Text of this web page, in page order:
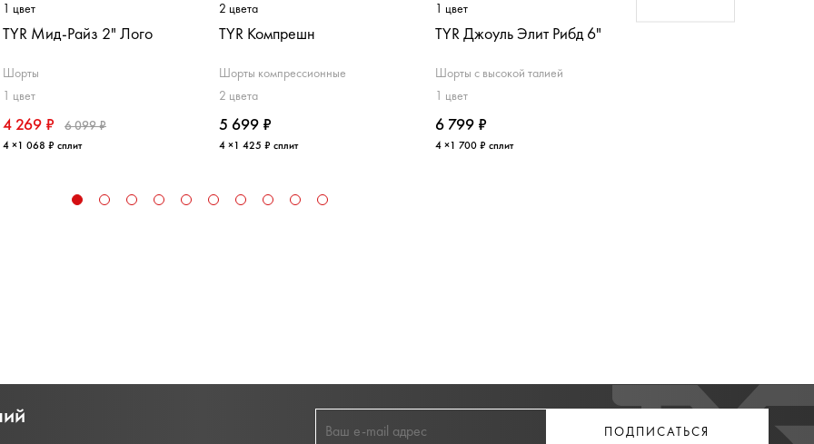
1 цвет
TYR Мид-Райз 2" Лого
Шорты
1 цвет
4 269 ₽ 6 099 ₽
4 ×1 068 ₽ сплит
2 цвета
TYR Компрешн
Шорты компрессионные
2 цвета
5 699 ₽
4 ×1 425 ₽ сплит
1 цвет
TYR Джоуль Элит Рибд 6"
Шорты с высокой талией
1 цвет
6 799 ₽
4 ×1 700 ₽ сплит
ПОДПИСАТЬСЯ